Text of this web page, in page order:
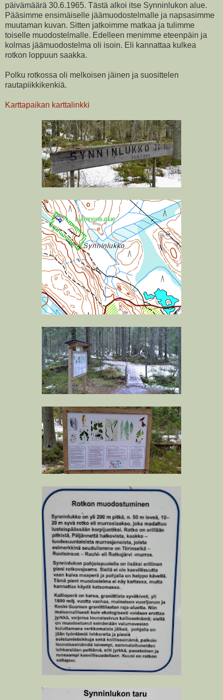
päivämäärä 30.6.1965. Tästä alkoi itse Synninlukon alue.
Pääsimme ensimäiselle jäämuodostelmalle ja napsasimme
muutaman kuvan. Sitten jatkoimme matkaa ja tulimme
toiselle muodostelmalle. Edelleen menimme eteenpäin ja
kolmas jäämuodostelma oli isoin. Eli kannattaa kulkea
rotkon loppuun saakka.
Polku rotkossa oli melkoisen jäinen ja suosittelen
rautapiikkikenkiä.
Karttapaikan karttalinkki